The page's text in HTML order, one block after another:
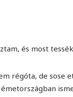
és most
régóta, de sose